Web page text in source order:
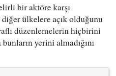
bir aktöre karşı
ülkelere açık olduğunu
düzenlemelerin hiçbirini
yerini almadığını